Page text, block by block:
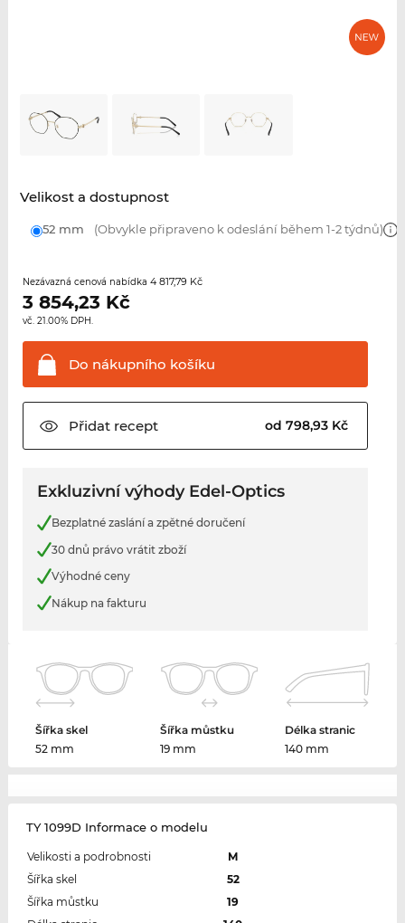
Velikost a dostupnost
52 mm (Obvykle připraveno k odeslání během 1-2 týdnů)
Nezávazná cenová nabídka 4 817,79 Kč
3 854,23 Kč
vč. 21.00% DPH.
Do nákupního košíku
Přidatrecept od 798,93 Kč
Exkluzivní výhody Edel-Optics
Bezplatné zaslání a zpětné doručení
30 dnů právo vrátit zboží
Výhodné ceny
Nákup na fakturu
Šířka skel
52 mm
Šířka můstku
19 mm
Délka stranic
140 mm
TY 1099D Informace o modelu
Velikosti a podrobnosti
M
Šířka skel
52
Šířka můstku
19